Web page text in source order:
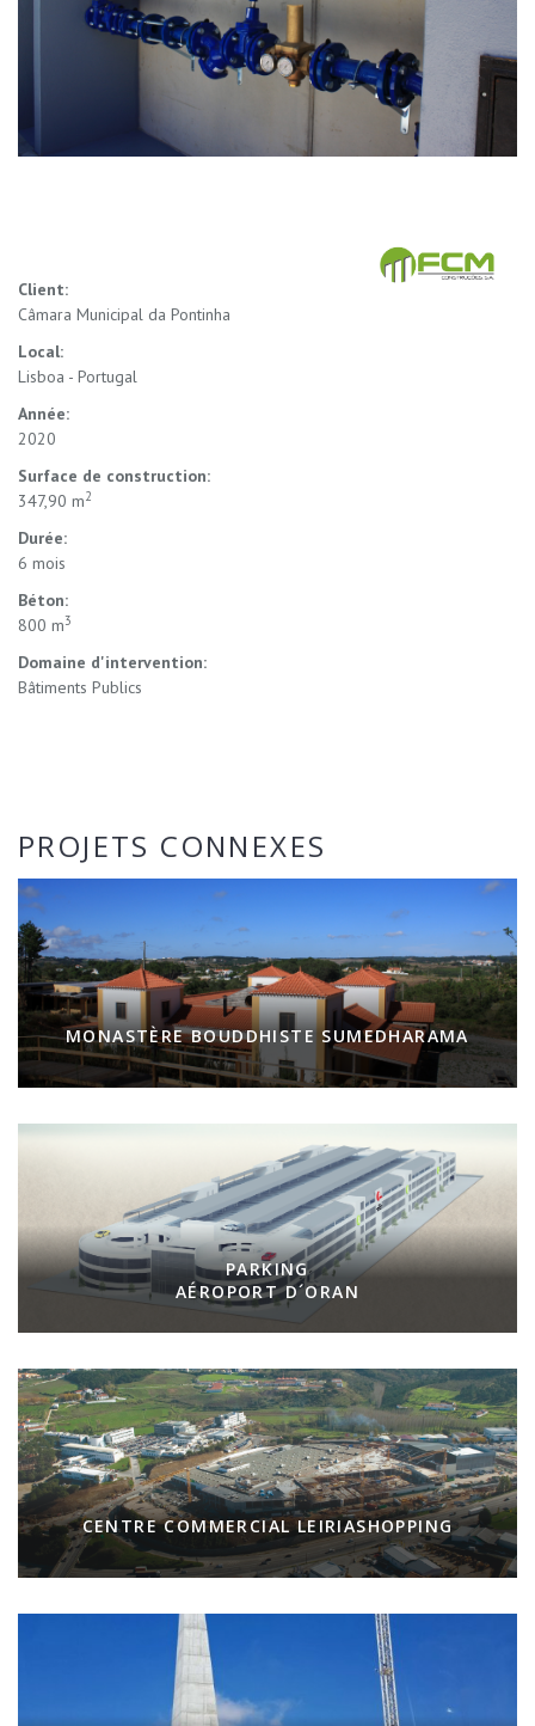
Client:
Câmara Municipal da Pontinha
Local:
Lisboa - Portugal
Année:
2020
Surface de construction:
347,90 m2
Durée:
6 mois
Béton:
800 m3
Domaine d'intervention:
Bâtiments Publics
PROJETS CONNEXES
MONASTÈRE BOUDDHISTE SUMEDHARAMA
PARKING
AÉROPORT D´ORAN
CENTRE COMMERCIAL LEIRIASHOPPING